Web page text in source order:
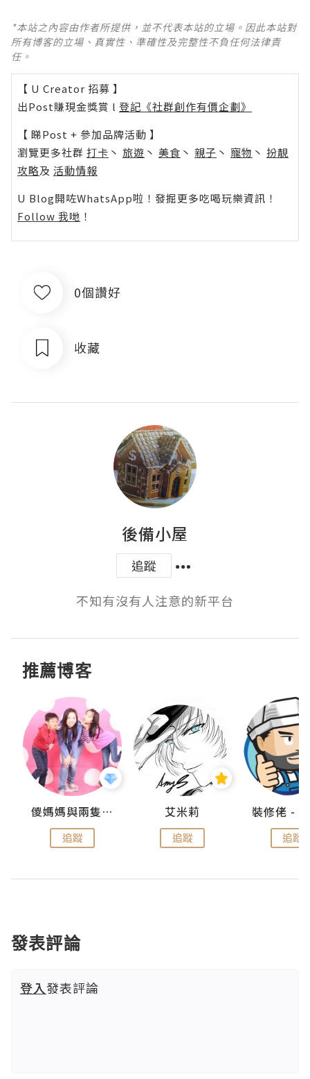
*本站之內容由作者所提供，並不代表本站的立場。因此本站對
所有博客的立場、真實性、準確性及完整性不負任何法律責
任。
【 U Creator 招募 】
出Post賺現金獎賞 l 登記《社群創作有價企劃》
【 睇Post + 參加品牌活動 】
瀏覽更多社群 打卡 丶 旅遊 丶 美食 丶 親子 丶 寵物 丶 扮靚
攻略及 活動情報
U Blog開咗WhatsApp啦！發掘更多吃喝玩樂資訊！
Follow 我哋 ！
0個讚好
收藏
後備小屋
追蹤
不知有沒有人注意的新平台
推薦博客
儍媽媽與兩隻小魔怪之家
追蹤
艾米莉
追蹤 追蹤
發表評論
登入發表評論